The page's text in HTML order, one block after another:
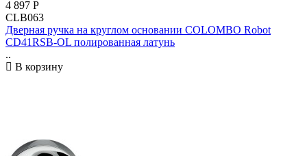
4 897 Р
CLB063
Дверная ручка на круглом основании COLOMBO Robot
CD41RSB-OL полированная латунь
..
В корзину